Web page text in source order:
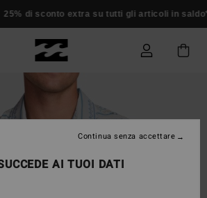
di sconto extra su tutti gli articoli in saldo*
AI TUOI DATI
Continua senza accettare